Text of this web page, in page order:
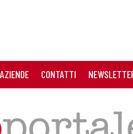
AZIENDE CONTATTI